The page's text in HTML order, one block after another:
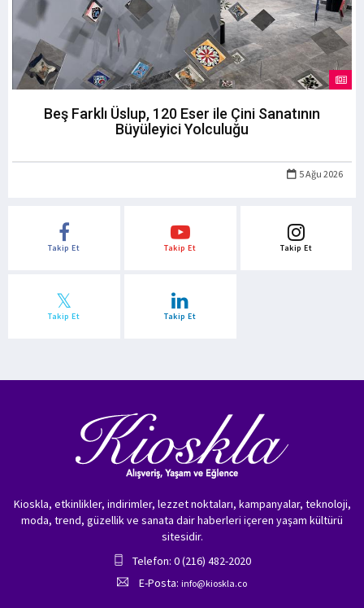
Beş Farklı Üslup, 120 Eser ile Çini Sanatının
Büyüleyici Yolculuğu
5 Ağu 2026
Takip Et Takip Et Takip Et
Takip Et Takip Et
Kioskla, etkinlikler, indirimler, lezzet noktaları, kampanyalar, teknoloji,
moda, trend, güzellik ve sanata dair haberleri içeren yaşam kültürü
sitesidir.
Telefon: 0 (216) 482-2020
E-Posta: info@kioskla.co